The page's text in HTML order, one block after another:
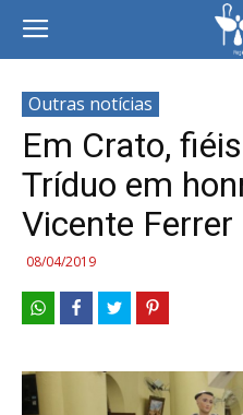
Outras notícias
Em Crato,
Tríduo em
Vicente Ferrer
08/04/2019